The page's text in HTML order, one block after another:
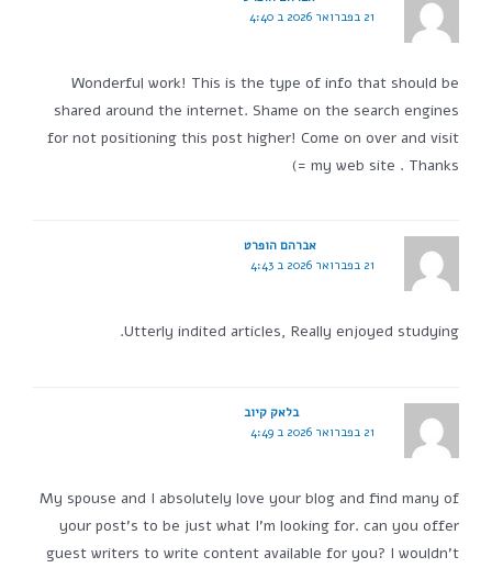
21 בפברואר 2026 ב 4:40
Wonderful work! This is the type of info that should be
shared around the internet. Shame on the search engines
for not positioning this post higher! Come on over and visit
my web site . Thanks =)
אברהם הופרט
21 בפברואר 2026 ב 4:43
Utterly indited articles, Really enjoyed studying.
בלאק קיוב
21 בפברואר 2026 ב 4:49
My spouse and I absolutely love your blog and find many of
your post's to be just what I'm looking for. can you offer
guest writers to write content available for you? I wouldn't